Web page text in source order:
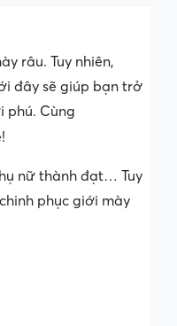
râu. Tuy nhiên,
đây sẽ giúp bạn trở
phú. Cùng
nữ thành đạt… Tuy
phục giới mày